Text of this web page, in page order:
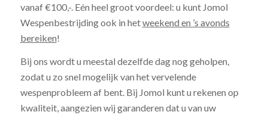
vanaf €100,-. Eén heel groot voordeel: u kunt Jomol
Wespenbestrijding ook in hetweekend en ’s avonds
bereiken!
Bij ons wordt u meestal dezelfde dag nog geholpen,
zodat u zo snel mogelijk van het vervelende
wespenprobleem af bent. Bij Jomol kunt u rekenen op
kwaliteit, aangezien wij garanderen dat u van uw